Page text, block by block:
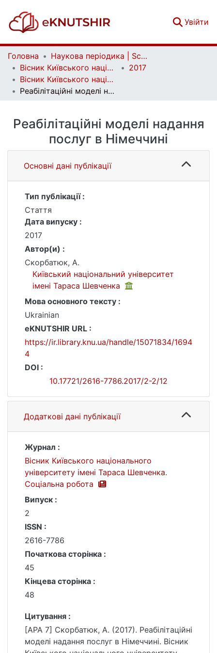
Увійти
Головна
Наукова періодика | Scientific periodicals
Вісник Київського національного університету імені Тараса Шевченка. Соціальна робота | Bulletin of Taras Shevchenko National University of Kyiv. Social work
2017
Вісник Київського національного університету імені Тараса Шевченка. Соціальна робота. Вип. 2(2)
Реабілітаційні моделі надання послуг в Німеччині
Реабілітаційні моделі надання
послуг в Німеччині
Основні дані публікації
Тип публікації :
Стаття
Дата випуску :
2017
Автор(и) :
Скорбатюк, А.
Київський національний університет
імені Тараса Шевченка
Мова основного тексту :
Ukrainian
eKNUTSHIR URL :
https://ir.library.knu.ua/handle/15071834/1694
4
DOI :
10.17721/2616-7786.2017/2-2/12
Додаткові дані публікації
Журнал :
Вісник Київського національного
університету імені Тараса Шевченка.
Соціальна робота
Випуск :
2
ISSN :
2616-7786
Початкова сторінка :
45
Кінцева сторінка :
48
Цитування :
[APA 7] Скорбатюк, А. (2017). Реабілітаційні
моделі надання послуг в Німеччині. Вісник